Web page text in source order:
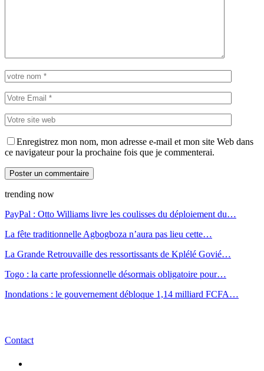
Enregistrez mon nom, mon adresse e-mail et mon site Web dans
ce navigateur pour la prochaine fois que je commenterai.
trending now
PayPal : Otto Williams livre les coulisses du déploiement du…
La fête traditionnelle Agbogboza n’aura pas lieu cette…
La Grande Retrouvaille des ressortissants de Kplélé Govié…
Togo : la carte professionnelle désormais obligatoire pour…
Inondations : le gouvernement débloque 1,14 milliard FCFA…
Contact